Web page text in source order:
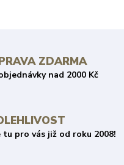
ZDARMA
nad 2000 Kč
tu pro vás již od roku 2008!